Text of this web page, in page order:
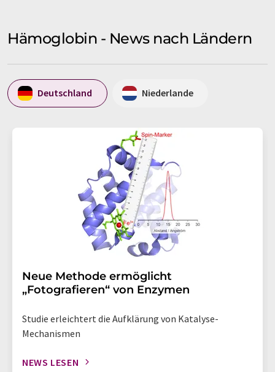
Hämoglobin - News nach Ländern
Deutschland Niederlande
Neue Methode ermöglicht
„Fotografieren“ von Enzymen
Studie erleichtert die Aufklärung von Katalyse-
Mechanismen
NEWS LESEN